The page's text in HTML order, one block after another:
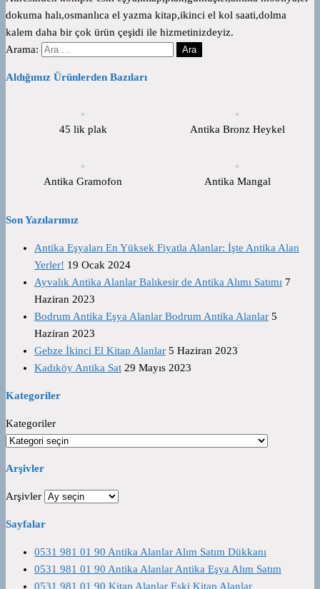
dokuma halı,osmanlıca el yazma kitap,ikinci el kol saati,dolma
kalem daha bir çok ürün çeşidi ile hizmetinizdeyiz.
Arama:
Aldığımız Ürünlerden Bazıları
45 lik plak Antika Bronz Heykel
Antika Gramofon Antika Mangal
Son Yazılarımız
Antika Eşyaları En Yüksek Fiyatla Alanlar: İşte Antika Alan
Yerler! 19 Ocak 2024
Ayvalık Antika Alanlar Balıkesir de Antika Alımı Satımı 7
Haziran 2023
Bodrum Antika Eşya Alanlar Bodrum Antika Alanlar 5
Haziran 2023
Gebze İkinci El Kitap Alanlar 5 Haziran 2023
Kadıköy Antika Sat 29 Mayıs 2023
Kategoriler
Kategoriler
Arşivler
Arşivler
Sayfalar
0531 981 01 90 Antika Alanlar Alım Satım Dükkanı
0531 981 01 90 Antika Alanlar Antika Eşya Alım Satım
0531 981 01 90 Kitap Alanlar Eski Kitap Alanlar